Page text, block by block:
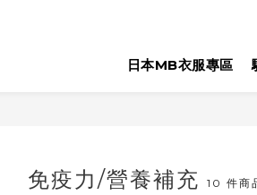
日本MB衣服專區
免疫力/營養補充10 件商